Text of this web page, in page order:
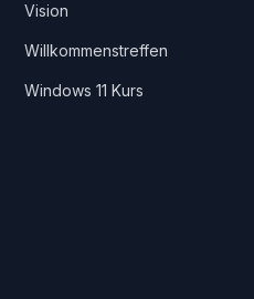
Vision
Willkommenstreffen
Windows 11 Kurs